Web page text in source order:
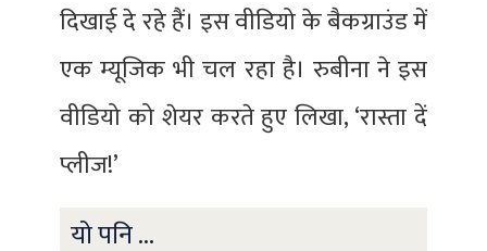
दिखाई दे रहे हैं। इस वीडियो के बैकग्राउंड में
एक म्यूजिक भी चल रहा है। रुबीना ने इस
वीडियो को शेयर करते हुए लिखा, ‘रास्ता दें
प्लीज!’
यो पनि ...